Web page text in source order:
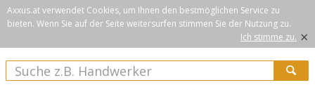
Axxus.at verwendet Cookies, um Ihnen den bestmöglichen Service zu
bieten. Wenn Sie auf der Seite weitersurfen stimmen Sie der Nutzung zu.
Ich stimme zu. ×